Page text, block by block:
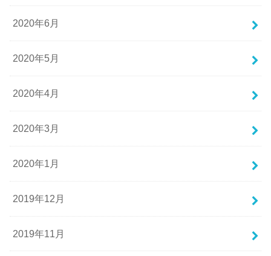
2020年6月
2020年5月
2020年4月
2020年3月
2020年1月
2019年12月
2019年11月